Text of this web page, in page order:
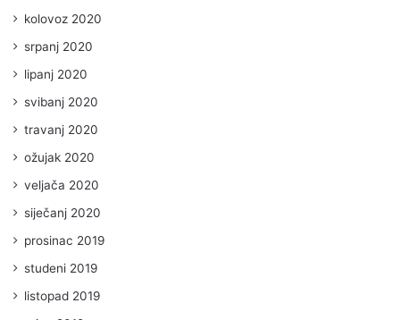
kolovoz 2020
srpanj 2020
lipanj 2020
svibanj 2020
travanj 2020
ožujak 2020
veljača 2020
siječanj 2020
prosinac 2019
studeni 2019
listopad 2019